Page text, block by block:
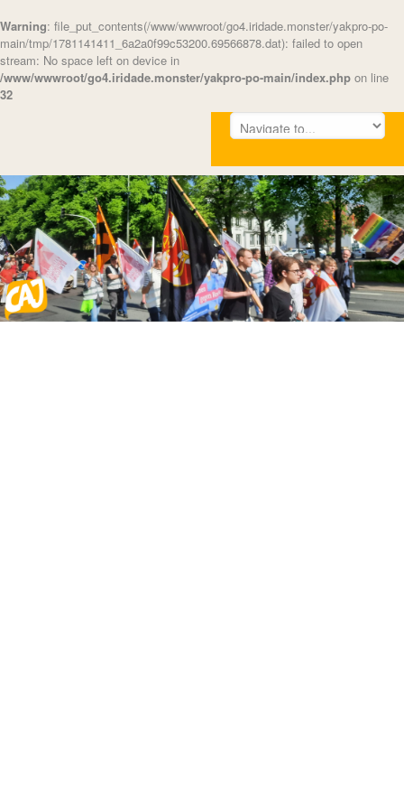
Warning: file_put_contents(/www/wwwroot/go4.iridade.monster/yakpro-po-
main/tmp/1781141411_6a2a0f99c53200.69566878.dat): failed to open
stream: No space left on device in
/www/wwwroot/go4.iridade.monster/yakpro-po-main/index.php on line
32